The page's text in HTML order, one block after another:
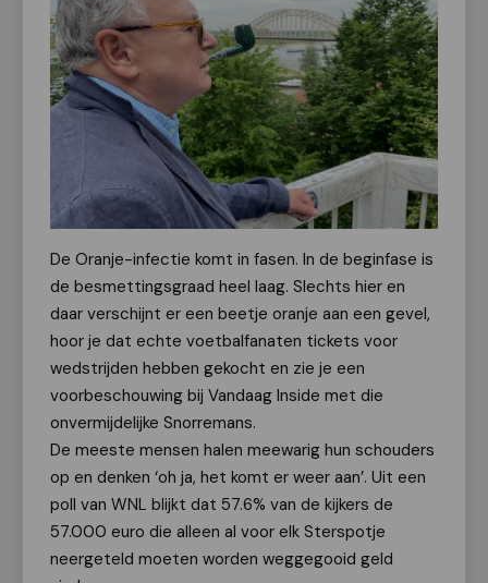
De Oranje-infectie komt in fasen. In de beginfase is
de besmettingsgraad heel laag. Slechts hier en
daar verschijnt er een beetje oranje aan een gevel,
hoor je dat echte voetbalfanaten tickets voor
wedstrijden hebben gekocht en zie je een
voorbeschouwing bij Vandaag Inside met die
onvermijdelijke Snorremans.
De meeste mensen halen meewarig hun schouders
op en denken ‘oh ja, het komt er weer aan’. Uit een
poll van WNL blijkt dat 57.6% van de kijkers de
57.000 euro die alleen al voor elk Sterspotje
neergeteld moeten worden weggegooid geld